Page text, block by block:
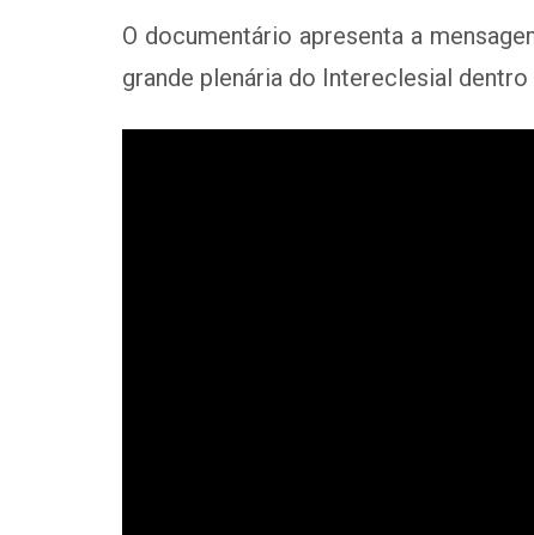
O documentário apresenta a
grande plenária do Intereclesial dentro